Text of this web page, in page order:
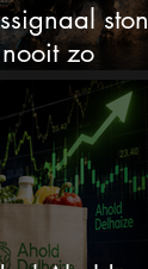
stond
zo